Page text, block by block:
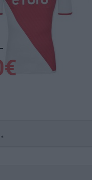
un commentaire
adresse e-mail ne sera
*